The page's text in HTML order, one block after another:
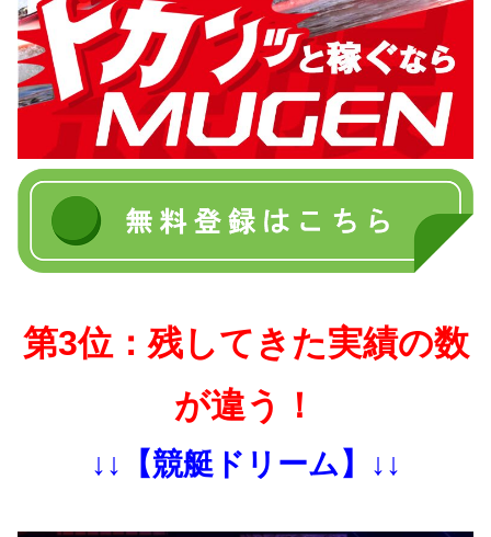
第3位：残してきた実績の数
が違う！
↓↓【競艇ドリーム】↓↓